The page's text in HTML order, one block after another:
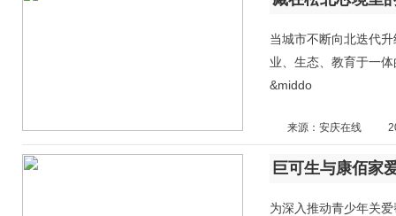
当城市不断向北迭代
业、生态、教育于一
&middo
来源：安庆在线
巨可生与康佰家
为深入推动青少年关